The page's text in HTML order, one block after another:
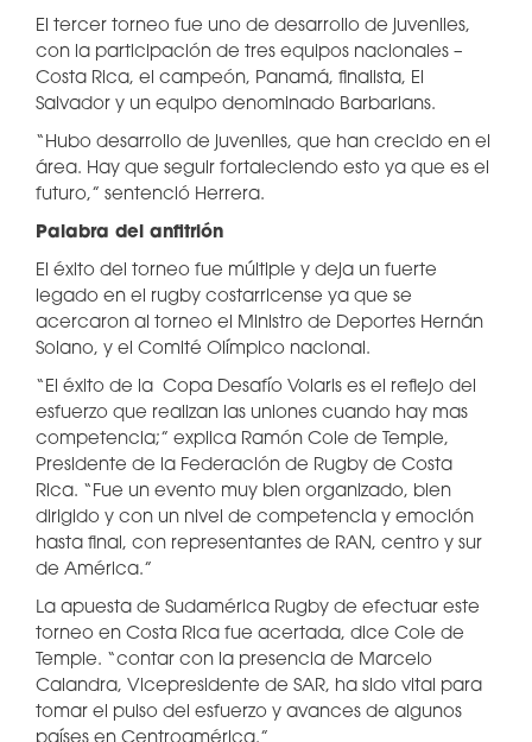
El tercer torneo fue uno de desarrollo de juveniles,
con la participación de tres equipos nacionales –
Costa Rica, el campeón, Panamá, finalista, El
Salvador y un equipo denominado Barbarians.
“Hubo desarrollo de juveniles, que han crecido en el
área. Hay que seguir fortaleciendo esto ya que es el
futuro,” sentenció Herrera.
Palabra del anfitrión
El éxito del torneo fue múltiple y deja un fuerte
legado en el rugby costarricense ya que se
acercaron al torneo el Ministro de Deportes Hernán
Solano, y el Comité Olímpico nacional.
“El éxito de la Copa Desafío Volaris es el reflejo del
esfuerzo que realizan las uniones cuando hay mas
competencia;” explica Ramón Cole de Temple,
Presidente de la Federación de Rugby de Costa
Rica. “Fue un evento muy bien organizado, bien
dirigido y con un nivel de competencia y emoción
hasta final, con representantes de RAN, centro y sur
de América.”
La apuesta de Sudamérica Rugby de efectuar este
torneo en Costa Rica fue acertada, dice Cole de
Temple. “contar con la presencia de Marcelo
Calandra, Vicepresidente de SAR, ha sido vital para
tomar el pulso del esfuerzo y avances de algunos